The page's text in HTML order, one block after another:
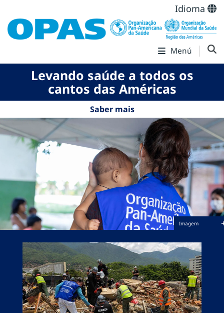
Idioma
Menú
Levando saúde a todos os
cantos das Américas
Saber mais
Imagem